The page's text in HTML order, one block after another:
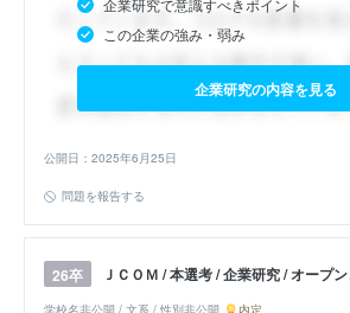
企業研究で意識すべきポイント
この企業の強み・弱み
企業研究の内容を見る
公開日：2025年6月25日
問題を報告する
26卒 ＪＣＯＭ / 本選考 / 企業研究 / オープ
学校名非公開 / 文系 / 性別非公開 内定